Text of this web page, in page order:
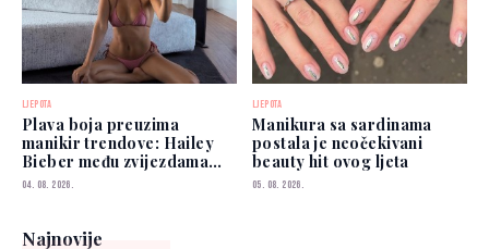
LJEPOTA
Plava boja preuzima
manikir trendove: Hailey
Bieber među zvijezdama
koje je već nose
04. 08. 2026.
LJEPOTA
Manikura sa sardinama
postala je neočekivani
beauty hit ovog ljeta
05. 08. 2026.
Najnovije